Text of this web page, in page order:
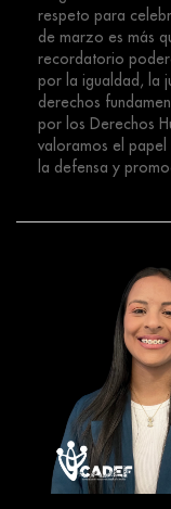
respeto para
de marzo es más
recordatorio
por la igualdad, la
derechos
por los Derechos
valoramos el papel
la defensa y